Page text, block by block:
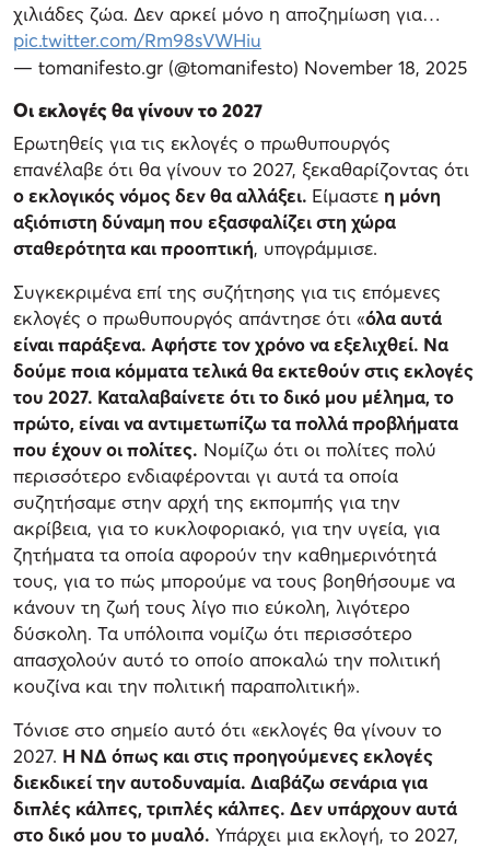
χιλιάδες ζώα. Δεν αρκεί μόνο η αποζημίωση για…
pic.twitter.com/Rm98sVWHiu
— tomanifesto.gr (@tomanifesto) November 18, 2025
Οι εκλογές θα γίνουν το 2027
Ερωτηθείς για τις εκλογές ο πρωθυπουργός
επανέλαβε ότι θα γίνουν το 2027, ξεκαθαρίζοντας ότι
ο εκλογικός νόμος δεν θα αλλάξει. Είμαστε η μόνη
αξιόπιστη δύναμη που εξασφαλίζει στη χώρα
σταθερότητα και προοπτική, υπογράμμισε.
Συγκεκριμένα επί της συζήτησης για τις επόμενες
εκλογές ο πρωθυπουργός απάντησε ότι «όλα αυτά
είναι παράξενα. Αφήστε τον χρόνο να εξελιχθεί. Να
δούμε ποια κόμματα τελικά θα εκτεθούν στις εκλογές
του 2027. Καταλαβαίνετε ότι το δικό μου μέλημα, το
πρώτο, είναι να αντιμετωπίζω τα πολλά προβλήματα
που έχουν οι πολίτες. Νομίζω ότι οι πολίτες πολύ
περισσότερο ενδιαφέρονται γι αυτά τα οποία
συζητήσαμε στην αρχή της εκπομπής για την
ακρίβεια, για το κυκλοφοριακό, για την υγεία, για
ζητήματα τα οποία αφορούν την καθημερινότητά
τους, για το πώς μπορούμε να τους βοηθήσουμε να
κάνουν τη ζωή τους λίγο πιο εύκολη, λιγότερο
δύσκολη. Τα υπόλοιπα νομίζω ότι περισσότερο
απασχολούν αυτό το οποίο αποκαλώ την πολιτική
κουζίνα και την πολιτική παραπολιτική».
Τόνισε στο σημείο αυτό ότι «εκλογές θα γίνουν το
2027. Η ΝΔ όπως και στις προηγούμενες εκλογές
διεκδικεί την αυτοδυναμία. Διαβάζω σενάρια για
διπλές κάλπες, τριπλές κάλπες. Δεν υπάρχουν αυτά
στο δικό μου το μυαλό. Υπάρχει μια εκλογή, το 2027,